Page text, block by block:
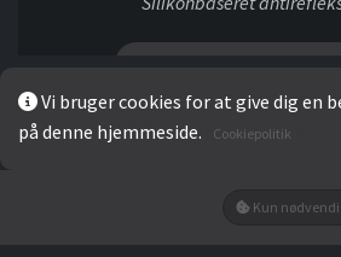
Vi bruger cookies for at give dig en
på denne hjemmeside.
Cookiepolitik
Kun